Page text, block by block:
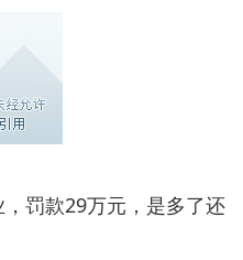
罚款29万元，是多了还